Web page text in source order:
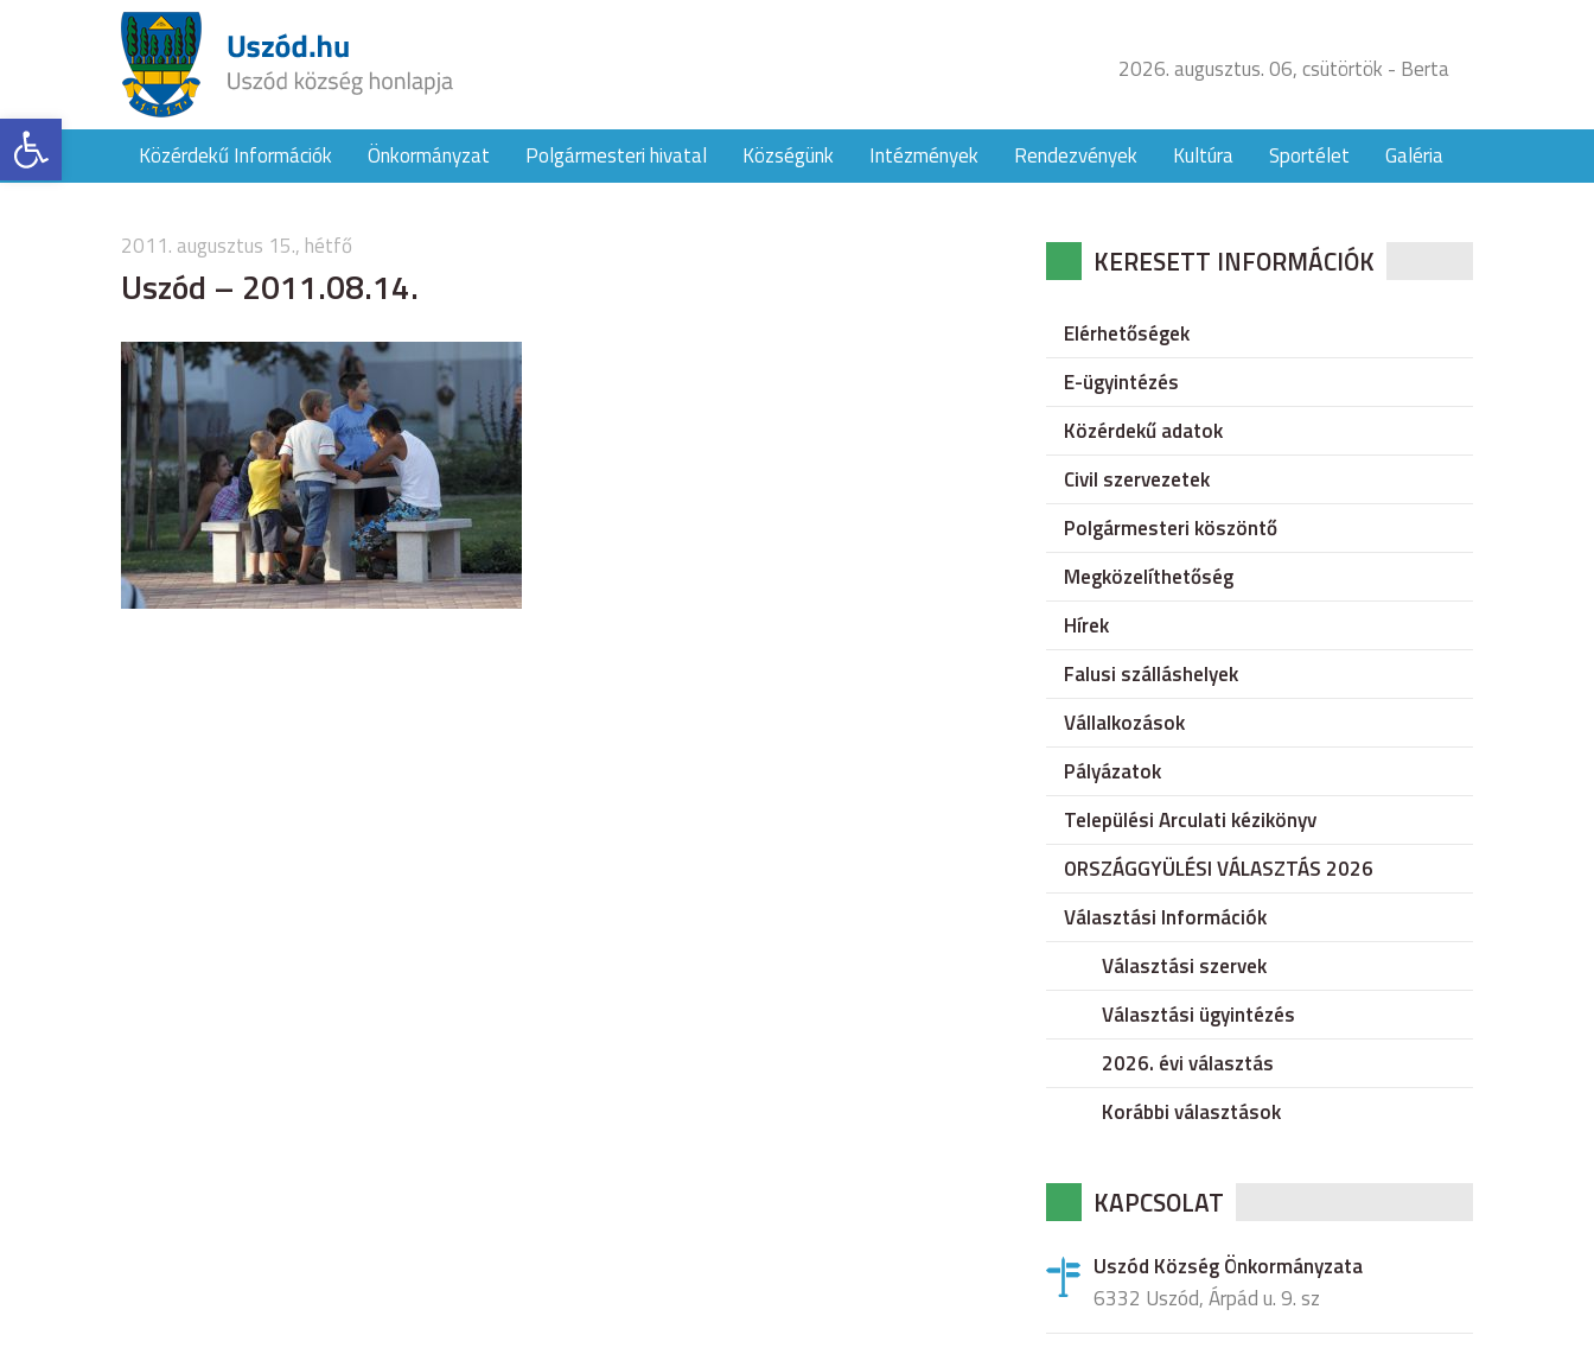
Eszköztár megnyitása
2026. augusztus. 06, csütörtök - Berta
Közérdekű Információk Önkormányzat Polgármesteri hivatal Községünk Intézmények Rendezvények Kultúra Sportélet Galéria
2011. augusztus 15., hétfő
Uszód – 2011.08.14. KERESETT INFORMÁCIÓK
Elérhetőségek
E-ügyintézés
Közérdekű adatok
Civil szervezetek
Polgármesteri köszöntő
Megközelíthetőség
Hírek
Falusi szálláshelyek
Vállalkozások
Pályázatok
Települési Arculati kézikönyv
ORSZÁGGYÜLÉSI VÁLASZTÁS 2026
Választási Információk
Választási szervek
Választási ügyintézés
2026. évi választás
Korábbi választások
KAPCSOLAT
Uszód Község Önkormányzata
6332 Uszód, Árpád u. 9. sz